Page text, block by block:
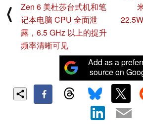
⟨
Zen 6 美杜莎台式机和笔
记本电脑 CPU 全面泄
露，6.5 GHz 以上的提升
频率清晰可见
Add as a
source on